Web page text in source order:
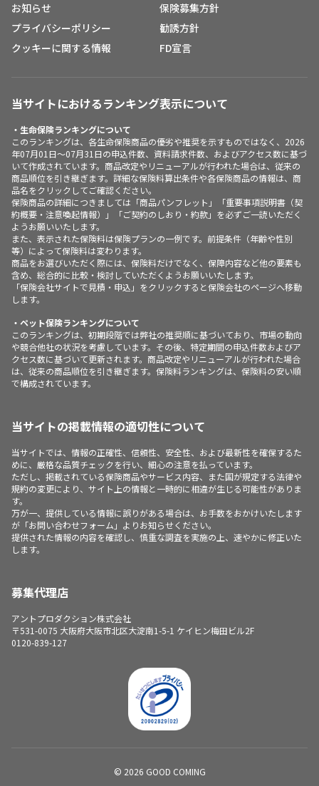
お知らせ
プライバシーポリシー
クッキーに関する情報
保険募集方針
勧誘方針
FD宣言
当サイトにおけるランキング表示について
・生命保険ランキングについて
このランキングは、各生命保険商品の優劣や推奨を示すものではなく、2026
年07月01日～07月31日の申込件数、資料請求件数、およびアクセス数に基づ
いて作成されています。商品改定やリニューアルが行われた場合は、従来の
商品順位を引き継ぎます。詳細な保険料算出条件や各保険商品の情報は、商
品名をクリックしてご確認ください。
保険商品の詳細につきましては「商品パンフレット」「重要事項説明書（契
約概要・注意喚起情報）」「ご契約のしおり・約款」を必ずご一読いただく
ようお願いいたします。
また、表示された保険料は保険プランの一例です。前提条件（年齢や性別
等）によって保険料は変わります。
商品をお選びいただく際には、保険料だけでなく、保障内容など他の要素も
含め、総合的に比較・検討していただくようお願いいたします。
「保険会社サイトで見積・申込」をクリックすると保険会社のページへ移動
します。
・ペット保険ランキングについて
このランキングは、初期段階では弊社の推奨順に基づいており、市場の動向
や競合他社の状況を考慮しています。その後、特定期間の申込件数およびア
クセス数に基づいて更新されます。商品改定やリニューアルが行われた場合
は、従来の商品順位を引き継ぎます。保険料ランキングは、保険料の安い順
で構成されています。
当サイトの掲載情報の適切性について
当サイトでは、情報の正確性、信頼性、安全性、および最新性を確保するた
めに、厳格な品質チェックを行い、細心の注意を払っています。
ただし、掲載されている保険商品やサービス内容、また国が規定する法律や
規約の変更により、サイト上の情報と一時的に相違が生じる可能性がありま
す。
万が一、提供している情報に誤りがある場合は、お手数をおかけいたします
が「お問い合わせフォーム」よりお知らせください。
提供された情報の内容を確認し、慎重な調査を実施の上、速やかに修正いた
します。
募集代理店
アントプロダクション株式会社
〒531-0075 大阪府大阪市北区大淀南1-5-1 ケイヒン梅田ビル2F
0120-839-127
© 2026 GOOD COMING